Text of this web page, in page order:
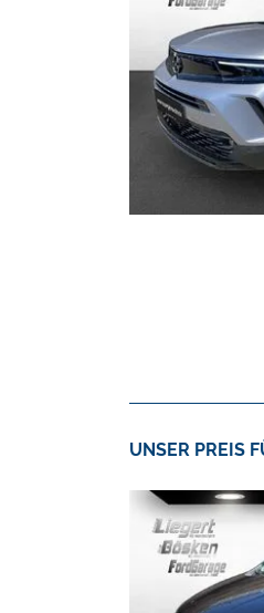
UNSER PREIS